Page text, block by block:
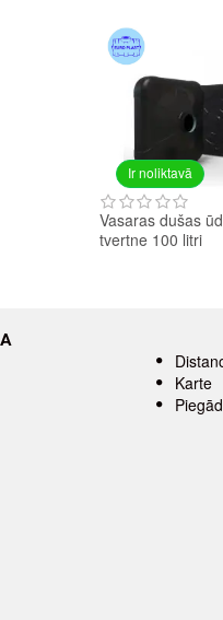
Ir noliktavā
Vasaras dušas
tvertne 100 litri
Karte